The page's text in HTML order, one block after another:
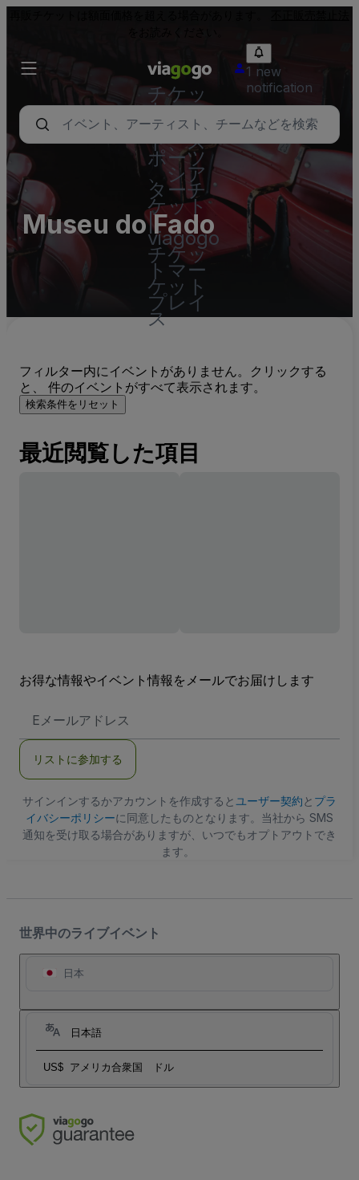
チケッ
ト - コ
ンサー
ト、ス
ポーツ
、シア
ターチ
ケット
|
viagogo
チケッ
トマー
ケット
プレイ
ス
1 new
notification
Museu do Fado
フィルター内にイベントがありません。クリックする
と、 件のイベントがすべて表示されます。
検索条件をリセット
最近閲覧した項目
お得な情報やイベント情報をメールでお届けします
メ
ア
ス
リストに参加する
サインインするかアカウントを作成すると ユーザー契約と プラ
イバシーポリシーに同意したものとなります。当社から SMS
通知を受け取る場合がありますが、いつでもオプトアウトでき
ます。
世界中のライブイベント
日本
日本語
US$ アメリカ合衆国 ドル